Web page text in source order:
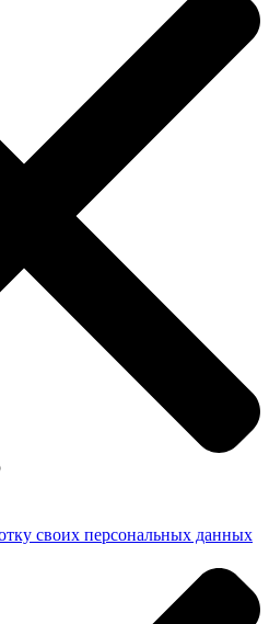
своих персональных данных